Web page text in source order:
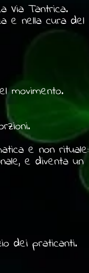
Via Tantrica.
e nella cura del
movimento.
e non rituale:
e diventa un
dei praticanti.